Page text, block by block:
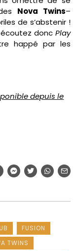
Nova Twins–
de s’abstenir !
écoutez donc Play
happé par les
depuis le
FUSION
TWINS